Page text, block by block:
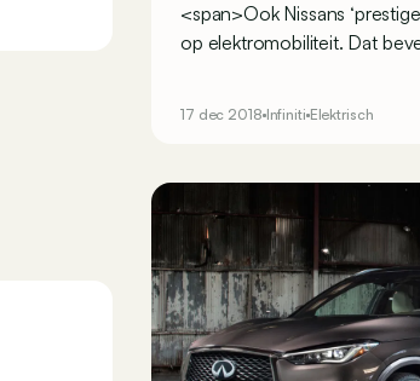
<span>Ook Nissans
op elektromobiliteit. Dat
17 dec 2018 Infiniti Elektrisch